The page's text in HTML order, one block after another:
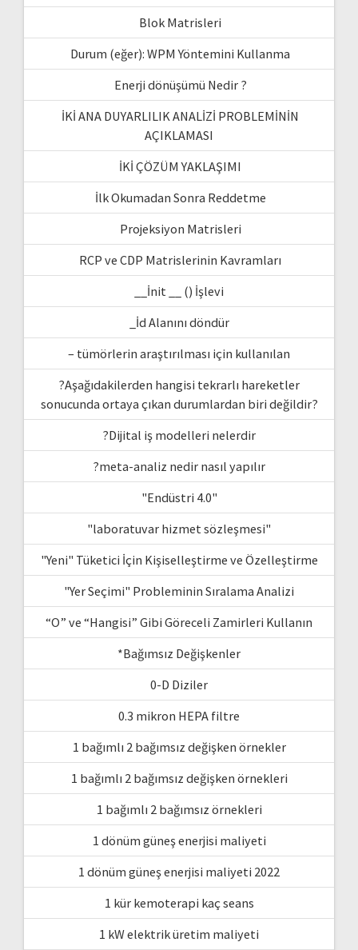
Blok Matrisleri
Durum (eğer): WPM Yöntemini Kullanma
Enerji dönüşümü Nedir ?
İKİ ANA DUYARLILIK ANALİZİ PROBLEMİNİN
AÇIKLAMASI
İKİ ÇÖZÜM YAKLAŞIMI
İlk Okumadan Sonra Reddetme
Projeksiyon Matrisleri
RCP ve CDP Matrislerinin Kavramları
__İnit __ () İşlevi
_İd Alanını döndür
– tümörlerin araştırılması için kullanılan
?Aşağıdakilerden hangisi tekrarlı hareketler
sonucunda ortaya çıkan durumlardan biri değildir?
?Dijital iş modelleri nelerdir
?meta-analiz nedir nasıl yapılır
"Endüstri 4.0"
"laboratuvar hizmet sözleşmesi"
"Yeni" Tüketici İçin Kişiselleştirme ve Özelleştirme
"Yer Seçimi" Probleminin Sıralama Analizi
“O” ve “Hangisi” Gibi Göreceli Zamirleri Kullanın
*Bağımsız Değişkenler
0-D Diziler
0.3 mikron HEPA filtre
1 bağımlı 2 bağımsız değişken örnekler
1 bağımlı 2 bağımsız değişken örnekleri
1 bağımlı 2 bağımsız örnekleri
1 dönüm güneş enerjisi maliyeti
1 dönüm güneş enerjisi maliyeti 2022
1 kür kemoterapi kaç seans
1 kW elektrik üretim maliyeti